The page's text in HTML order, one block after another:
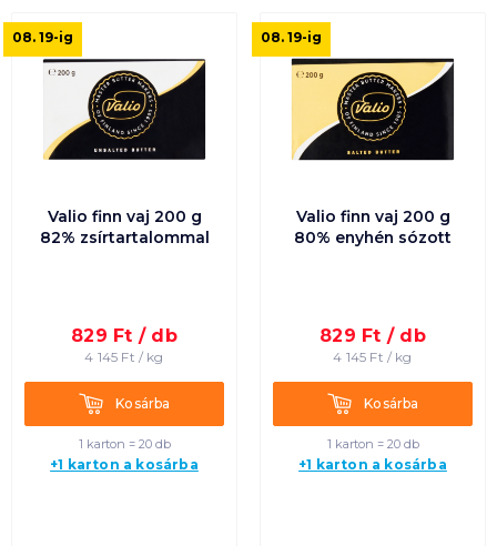
Valio finn vaj 200 g
82% zsírtartalommal
829 Ft / db
4 145 Ft / kg
KosárbaKosárba
1 karton = 20 db
+1 karton a kosárba
08. 19-ig
Valio finn vaj 200 g
80% enyhén sózott
829 Ft / db
4 145 Ft / kg
KosárbaKosárba
1 karton = 20 db
+1 karton a kosárba
08. 19-ig